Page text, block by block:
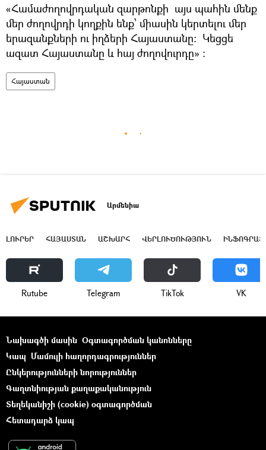
«Համաժողովրդական զարթոնքի այս պահին մենք
մեր ժողովրդի կողքին ենք՝ միասին կերտելու մեր
երազանքների ու իղձերի Հայաստանը։ Կեցցե
ազատ Հայաստանը և հայ ժողովուրդը» ։
Հայաստան
Արմենիա
ԼՈՒՐԵՐ ՀԱՅԱՍՏԱՆ ԱՇԽԱՐՀ ՎԵՐԼՈՒԾՈՒԹՅՈՒՆ
Rutube Telegram ТikТоk VK
Նախագծի մասին Օգտագործման կանոնները
Կապ Մամուլի հաղորդագրություններ
Ընկերությունների նորություններ
Գաղտնիության քաղաքականություն
Տեղեկանիշի (cookie) օգտագործման
Հետադարձ կապ